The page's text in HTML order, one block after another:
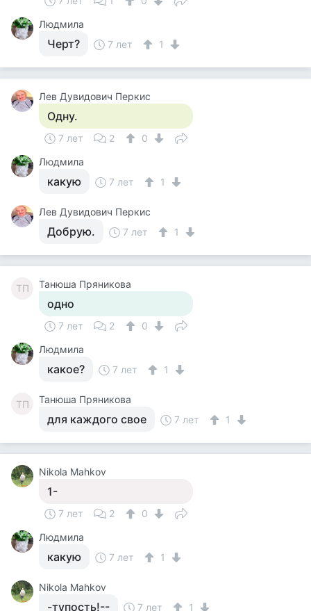
Людмила
Черт? 7 лет 1
Лев Дувидович Перкис
Одну.
7 лет 2
0
Людмила
какую 7 лет 1
Лев Дувидович Перкис
Добрую. 7 лет 1
ТП Танюша Пряникова
одно
7 лет 2
0
Людмила
какое? 7 лет 1
ТП Танюша Пряникова
для каждого свое 7 лет 1
Nikola Mahkov
1-
7 лет 2
0
Людмила
какую 7 лет 1
Nikola Mahkov
-тупость!-- 7 лет 1